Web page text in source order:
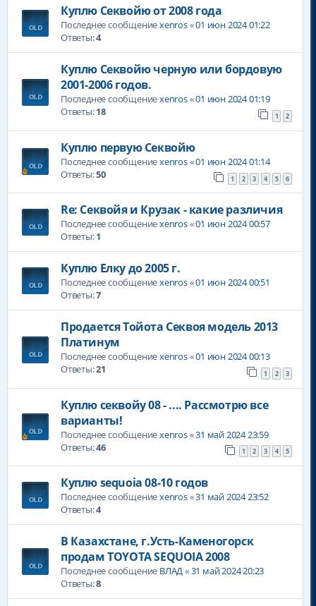
Куплю Секвойю от 2008 года
Последнее сообщениеxenros«01 июн 2024 01:22
Ответы:4
Куплю Секвойю черную или бордовую
2001-2006 годов.
Последнее сообщениеxenros«01 июн 2024 01:19
Ответы:18 1 2
Куплю первую Секвойю
Последнее сообщениеxenros«01 июн 2024 01:14
Ответы:50 1 2 3 4 5 6
Re: Секвойя и Крузак - какие различия
Последнее сообщениеxenros«01 июн 2024 00:57
Ответы:1
Куплю Елку до 2005 г.
Последнее сообщениеxenros«01 июн 2024 00:51
Ответы:7
Продается Тойота Секвоя модель 2013
Платинум
Последнее сообщениеxenros«01 июн 2024 00:13
Ответы:21 1 2 3
Куплю секвойу 08 - .... Рассмотрю все
варианты!
Последнее сообщениеxenros«31 май 2024 23:59
Ответы:46 1 2 3 4 5
Куплю sequoia 08-10 годов
Последнее сообщениеxenros«31 май 2024 23:52
Ответы:4
В Казахстане, г.Усть-Каменогорск
продам TOYOTA SEQUOIA 2008
Последнее сообщение ВЛАД«31 май 2024 20:23
Ответы:8